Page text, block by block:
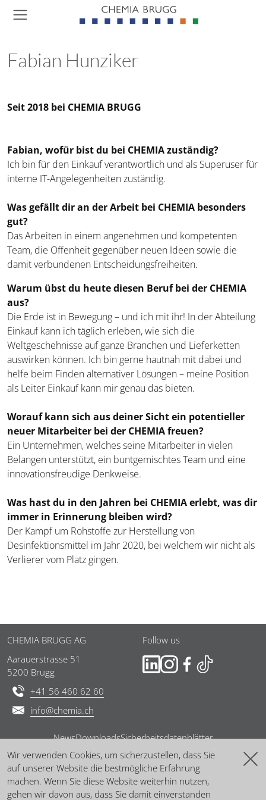
Links
Navigation
Kopfbereich
Logo
Menu
Fabian Hunziker
Seit 2018 bei CHEMIA BRUGG
Fabian, wofür bist du bei CHEMIA zuständig?
Ich bin für den Einkauf verantwortlich und als Superuser für
interne IT-Angelegenheiten zuständig.
Was gefällt dir an der Arbeit bei CHEMIA besonders
gut?
Das Arbeiten in einem angenehmen und kompetenten
Team, die Offenheit gegenüber neuen Ideen sowie die
damit verbundenen Entscheidungsfreiheiten.
Warum übst du heute diesen Beruf bei der CHEMIA
aus?
Die Erde ist in Bewegung – und ich mit ihr! In der Abteilung
Einkauf kann ich täglich erleben, wie sich die
Weltgeschehnisse auf ganze Branchen und Lieferketten
auswirken können. Ich bin gerne hautnah mit dabei und
helfe beim Finden alternativer Lösungen – meine Position
als Leiter Einkauf kann mir genau das bieten.
Worauf kann sich aus deiner Sicht ein potentieller
neuer Mitarbeiter bei der CHEMIA freuen?
Ein Unternehmen, welches seine Mitarbeiter in vielen
Belangen unterstützt, ein buntgemischtes Team und eine
innovationsfreudige Denkweise.
Was hast du in den Jahren bei CHEMIA erlebt, was dir
immer in Erinnerung bleiben wird?
Der Kampf um Rohstoffe zur Herstellung von
Desinfektionsmittel im Jahr 2020, bei welchem wir nicht als
Verlierer vom Platz gingen.
Fussbereich
CHEMIA BRUGG AG
Aarauerstrasse 51
5200 Brugg
+41 56 460 62 60
info@chemia.ch
Follow us
NewsDownloadsSicherheitsdatenblätter
AEBAGBImpressumDatenschutzerklärung
Copyright © 2026 CHEMIA BRUGG AG - Alle Rechte vorbehalten
Wir verwenden Cookies, um sicherzustellen, dass Sie
auf unserer Website die bestmögliche Erfahrung
machen. Wenn Sie diese Website weiterhin nutzen,
gehen wir davon aus, dass Sie damit einverstanden